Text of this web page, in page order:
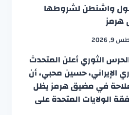
واشنطن لشروطها
هرمز
2026
الثوري أعلن المتحدث
الإيراني، حسين محبي، أن
في مضيق هرمز يظل
الولايات المتحدة على